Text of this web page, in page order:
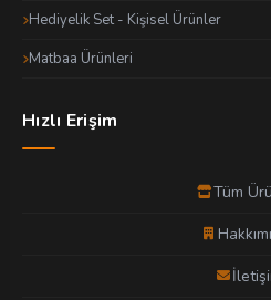
Hediyelik Set - Kişisel Ürünler
Matbaa Ürünleri
Hızlı Erişim
Tüm